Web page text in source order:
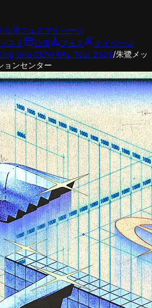
公演フェスマイページ
スト 公演 フェス
マイページ
Gnu CEN+RAL Tour 2026/朱鷺メッ
ョンセンター